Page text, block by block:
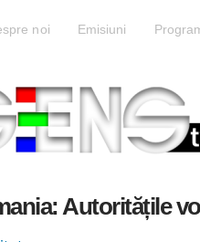
noi Emisiuni
Autoritățile